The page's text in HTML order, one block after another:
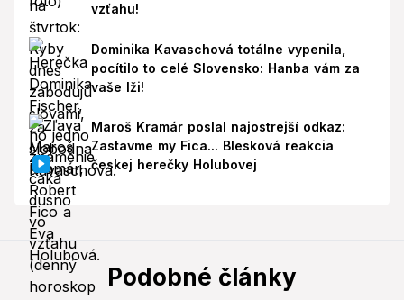
vzťahu!
Dominika Kavaschová totálne vypenila,
pocítilo to celé Slovensko: Hanba vám za
vaše lži!
Maroš Kramár poslal najostrejší odkaz:
Zastavme my Fica... Blesková reakcia
českej herečky Holubovej
Podobné články